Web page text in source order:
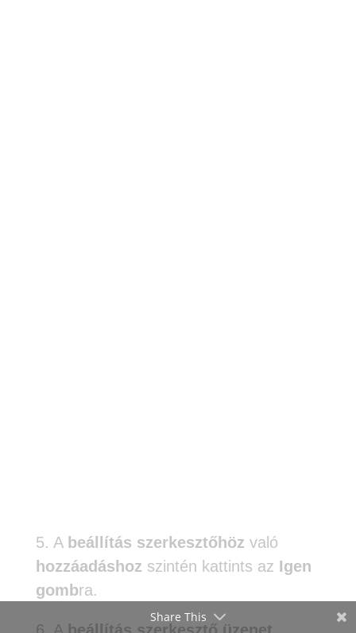
5. A beállítás szerkesztőhöz való
hozzáadáshoz szintén kattints az Igen
gombra.
Share This